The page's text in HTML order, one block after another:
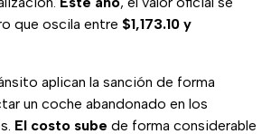
que oscila entre $1,173.10 y
aplican la sanción de forma
un coche abandonado en los
El costo sube de forma considerable